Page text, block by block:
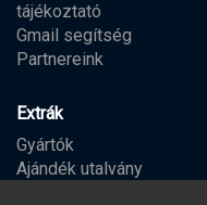
tájékoztató
Gmail segítség
Partnereink
Extrák
Gyártók
Ajándék utalvány